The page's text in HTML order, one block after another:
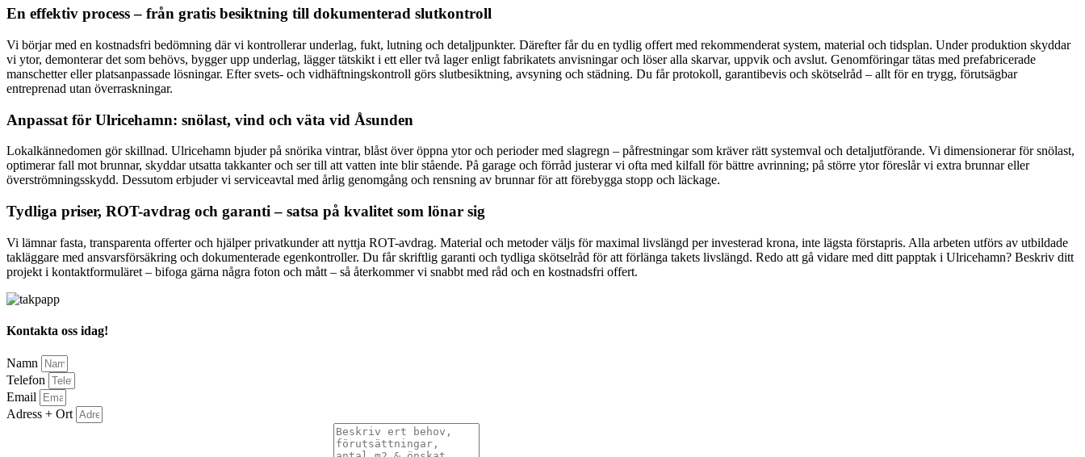
En effektiv process – från gratis besiktning till dokumenterad slutkontroll
Vi börjar med en kostnadsfri bedömning där vi kontrollerar underlag, fukt, lutning och detaljpunkter. Därefter får du en tydlig offert med rekommenderat system, material och tidsplan. Under produktion skyddar
vi ytor, demonterar det som behövs, bygger upp underlag, lägger tätskikt i ett eller två lager enligt fabrikatets anvisningar och löser alla skarvar, uppvik och avslut. Genomföringar tätas med prefabricerade
manschetter eller platsanpassade lösningar. Efter svets- och vidhäftningskontroll görs slutbesiktning, avsyning och städning. Du får protokoll, garantibevis och skötselråd – allt för en trygg, förutsägbar
entreprenad utan överraskningar.
Anpassat för Ulricehamn: snölast, vind och väta vid Åsunden
Lokalkännedomen gör skillnad. Ulricehamn bjuder på snörika vintrar, blåst över öppna ytor och perioder med slagregn – påfrestningar som kräver rätt systemval och detaljutförande. Vi dimensionerar för snölast,
optimerar fall mot brunnar, skyddar utsatta takkanter och ser till att vatten inte blir stående. På garage och förråd justerar vi ofta med kilfall för bättre avrinning; på större ytor föreslår vi extra brunnar eller
överströmningsskydd. Dessutom erbjuder vi serviceavtal med årlig genomgång och rensning av brunnar för att förebygga stopp och läckage.
Tydliga priser, ROT-avdrag och garanti – satsa på kvalitet som lönar sig
Vi lämnar fasta, transparenta offerter och hjälper privatkunder att nyttja ROT-avdrag. Material och metoder väljs för maximal livslängd per investerad krona, inte lägsta förstapris. Alla arbeten utförs av utbildade
takläggare med ansvarsförsäkring och dokumenterade egenkontroller. Du får skriftlig garanti och tydliga skötselråd för att förlänga takets livslängd. Redo att gå vidare med ditt papptak i Ulricehamn? Beskriv ditt
projekt i kontaktformuläret – bifoga gärna några foton och mått – så återkommer vi snabbt med råd och en kostnadsfri offert.
Kontakta oss idag!
Namn
Telefon
Email
Adress + Ort